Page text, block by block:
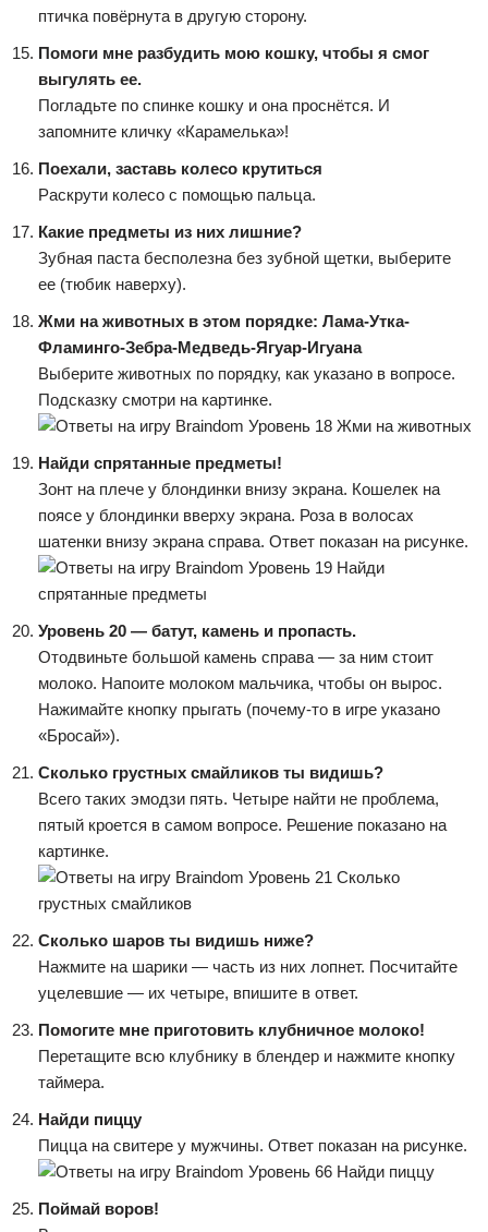
птичка повёрнута в другую сторону.
Помоги мне разбудить мою кошку, чтобы я смог
выгулять ее.
Погладьте по спинке кошку и она проснётся. И
запомните кличку «Карамелька»!
Поехали, заставь колесо крутиться
Раскрути колесо с помощью пальца.
Какие предметы из них лишние?
Зубная паста бесполезна без зубной щетки, выберите
ее (тюбик наверху).
Жми на животных в этом порядке: Лама-Утка-
Фламинго-Зебра-Медведь-Ягуар-Игуана
Выберите животных по порядку, как указано в вопросе.
Подсказку смотри на картинке.
Найди спрятанные предметы!
Зонт на плече у блондинки внизу экрана. Кошелек на
поясе у блондинки вверху экрана. Роза в волосах
шатенки внизу экрана справа. Ответ показан на рисунке.
Уровень 20 — батут, камень и пропасть.
Отодвиньте большой камень справа — за ним стоит
молоко. Напоите молоком мальчика, чтобы он вырос.
Нажимайте кнопку прыгать (почему-то в игре указано
«Бросай»).
Сколько грустных смайликов ты видишь?
Всего таких эмодзи пять. Четыре найти не проблема,
пятый кроется в самом вопросе. Решение показано на
картинке.
Сколько шаров ты видишь ниже?
Нажмите на шарики — часть из них лопнет. Посчитайте
уцелевшие — их четыре, впишите в ответ.
Помогите мне приготовить клубничное молоко!
Перетащите всю клубнику в блендер и нажмите кнопку
таймера.
Найди пиццу
Пицца на свитере у мужчины. Ответ показан на рисунке.
Поймай воров!